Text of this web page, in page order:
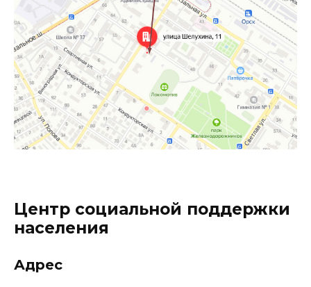
Центр социальной поддержки
населения
Адрес